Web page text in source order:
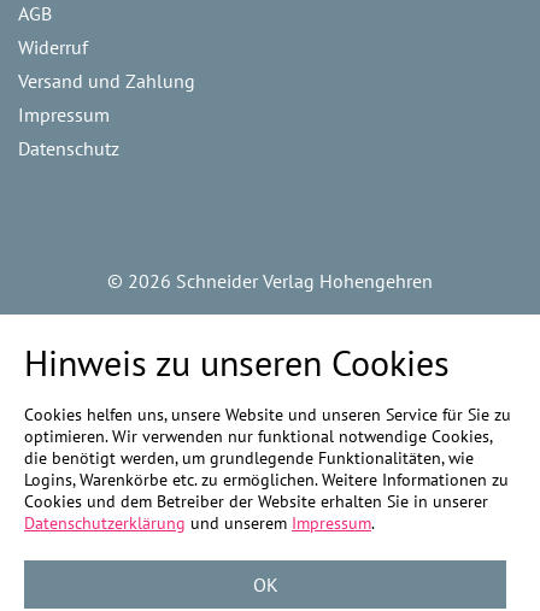
AGB
Widerruf
Versand und Zahlung
Impressum
Datenschutz
© 2026 Schneider Verlag Hohengehren
Hinweis zu unseren Cookies
Cookies helfen uns, unsere Website und unseren Service für Sie zu
optimieren. Wir verwenden nur funktional notwendige Cookies,
die benötigt werden, um grundlegende Funktionalitäten, wie
Logins, Warenkörbe etc. zu ermöglichen. Weitere Informationen zu
Cookies und dem Betreiber der Website erhalten Sie in unserer
Datenschutzerklärung und unserem Impressum.
OK